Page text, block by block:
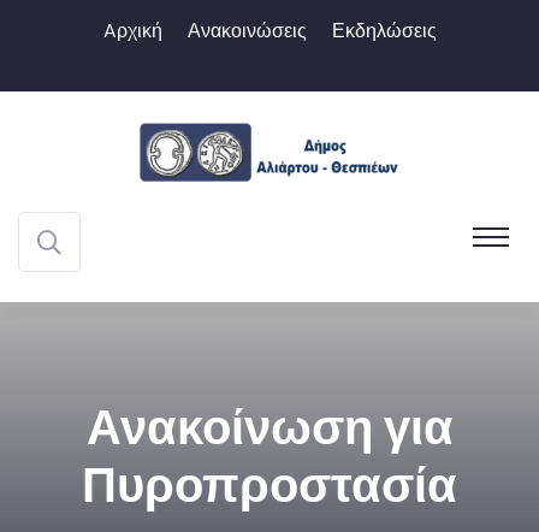
Aρχική Ανακοινώσεις Εκδηλώσεις
Ανακοίνωση για
Πυροπροστασία